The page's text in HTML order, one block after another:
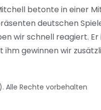
betonte in einer
deutschen
wir schnell reagiert.
gewinnen wir
Alle Rechte vorbehalten